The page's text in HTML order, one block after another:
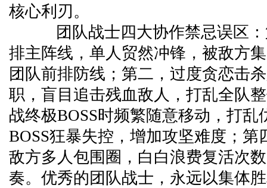
核心利刃。
团队战士四大协作禁忌误区：
排主阵线，单人贸然冲锋，被敌方
团队前排防线；第二，过度贪恋击
职，盲目追击残血敌人，打乱全队
战终极BOSS时频繁随意移动，打乱
BOSS狂暴失控，增加攻坚难度；第
敌方多人包围圈，白白浪费复活次
奏。优秀的团队战士，永远以集体